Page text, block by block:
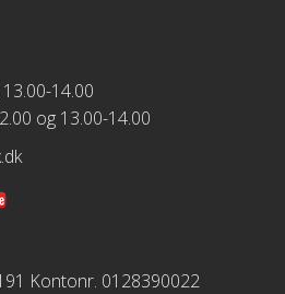
14.00
og 13.00-14.00
Kontonr. 0128390022